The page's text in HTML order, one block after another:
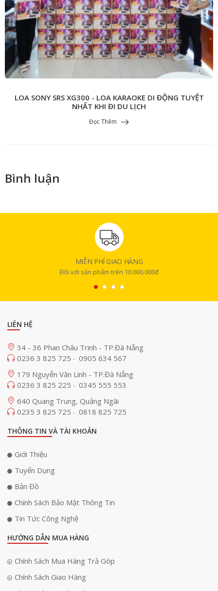
LOA SONY SRS XG300 - LOA KARAOKE DI ĐỘNG TUYỆT
NHẤT KHI ĐI DU LỊCH
Đọc Thêm
Bình luận
MIỄN PHÍ GIAO HÀNG
Đối với sản phẩm trên 10.000.000đ
LIÊN HỆ
34 - 36 Phan Châu Trinh - TP.Đà Nẵng
0236 3 825 725 - 0905 634 567
179 Nguyễn Văn Linh - TP.Đà Nẵng
0236 3 825 225 - 0345 555 553
640 Quang Trung, Quảng Ngãi
0235 3 825 725 - 0818 825 725
THÔNG TIN VÀ TÀI KHOẢN
Giới Thiệu
Tuyển Dụng
Bản Đồ
Chính Sách Bảo Mật Thông Tin
Tin Tức Công Nghệ
HƯỚNG DẪN MUA HÀNG
Chính Sách Mua Hàng Trả Góp
Chính Sách Giao Hàng